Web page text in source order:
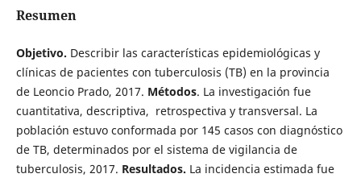
Resumen
Objetivo. Describir las características epidemiológicas y
clínicas de pacientes con tuberculosis (TB) en la provincia
de Leoncio Prado, 2017. Métodos. La investigación fue
cuantitativa, descriptiva, retrospectiva y transversal. La
población estuvo conformada por 145 casos con diagnóstico
de TB, determinados por el sistema de vigilancia de
tuberculosis, 2017. Resultados. La incidencia estimada fue